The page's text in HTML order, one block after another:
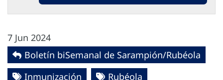
7 Jun 2024
Boletín biSemanal de Sarampión/Rubéola
Inmunización
Rubéola